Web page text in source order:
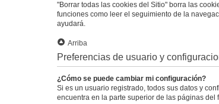
"Borrar todas las cookies del Sitio" borra las
funciones como leer el seguimiento de la
ayudará.
Arriba
Preferencias de usuario y
¿Cómo se puede cambiar mi configuración?
Si es un usuario registrado, todos sus datos y
encuentra en la parte superior de las páginas del